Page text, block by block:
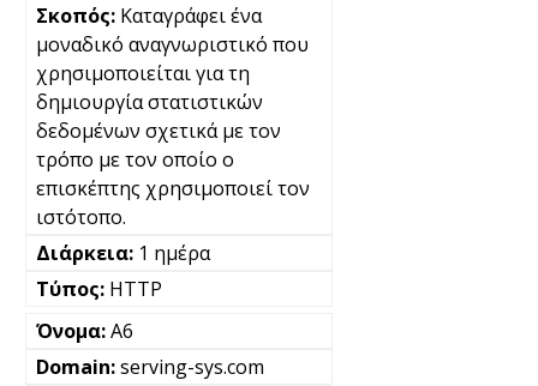
Καταγράφει ένα
μοναδικό αναγνωριστικό που
χρησιμοποιείται για τη
δημιουργία στατιστικών
δεδομένων σχετικά με τον
τρόπο με τον οποίο ο
επισκέπτης χρησιμοποιεί τον
ιστότοπο.
1 ημέρα
HTTP
A6
serving-sys.com